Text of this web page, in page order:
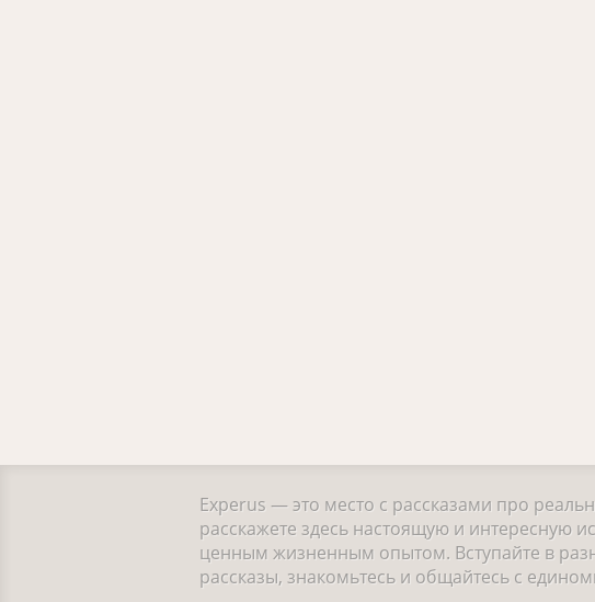
Experus — это место с рассказами про
расскажете здесь настоящую и интересную
ценным жизненным опытом. Вступайте в
рассказы, знакомьтесь и общайтесь с